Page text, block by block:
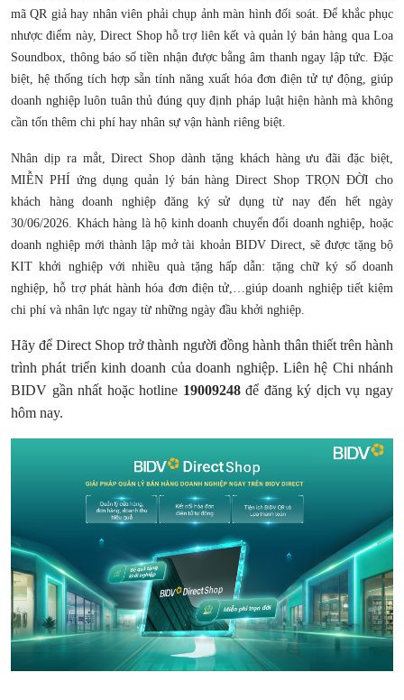
mã QR giả hay nhân viên phải chụp ảnh màn hình đối soát. Để khắc phục
nhược điểm này, Direct Shop hỗ trợ liên kết và quản lý bán hàng qua Loa
Soundbox, thông báo số tiền nhận được bằng âm thanh ngay lập tức. Đặc
biệt, hệ thống tích hợp sẵn tính năng xuất hóa đơn điện tử tự động, giúp
doanh nghiệp luôn tuân thủ đúng quy định pháp luật hiện hành mà không
cần tốn thêm chi phí hay nhân sự vận hành riêng biệt.
Nhân dịp ra mắt, Direct Shop dành tặng khách hàng ưu đãi đặc biệt,
MIỄN PHÍ ứng dụng quản lý bán hàng Direct Shop TRỌN ĐỜI cho
khách hàng doanh nghiệp đăng ký sử dụng từ nay đến hết ngày
30/06/2026. Khách hàng là hộ kinh doanh chuyển đổi doanh nghiệp, hoặc
doanh nghiệp mới thành lập mở tài khoản BIDV Direct, sẽ được tặng bộ
KIT khởi nghiệp với nhiều quà tặng hấp dẫn: tặng chữ ký số doanh
nghiệp, hỗ trợ phát hành hóa đơn điện tử,…giúp doanh nghiệp tiết kiệm
chi phí và nhân lực ngay từ những ngày đầu khởi nghiệp.
Hãy để Direct Shop trở thành người đồng hành thân thiết trên hành
trình phát triển kinh doanh của doanh nghiệp. Liên hệ Chi nhánh
BIDV gần nhất hoặc hotline 19009248để đăng ký dịch vụ ngay
hôm nay.